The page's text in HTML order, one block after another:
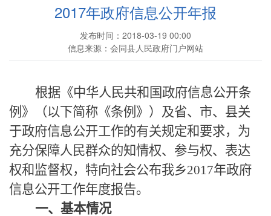
2017年政府信息公开年报
发布时间：2018-03-19 00:00
信息来源：会同县人民政府门户网站
根据《中华人民共和国政府信息公开条
例》（以下简称《条例》）及省、市、县关
于政府信息公开工作的有关规定和要求，为
充分保障人民群众的知情权、参与权、表达
权和监督权，特向社会公布我乡2017年政府
信息公开工作年度报告。
一、基本情况